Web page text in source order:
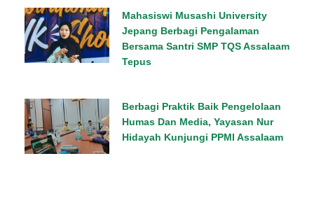
Mahasiswi Musashi University
Jepang Berbagi Pengalaman
Bersama Santri SMP TQS Assalaam
Tepus
Berbagi Praktik Baik Pengelolaan
Humas Dan Media, Yayasan Nur
Hidayah Kunjungi PPMI Assalaam